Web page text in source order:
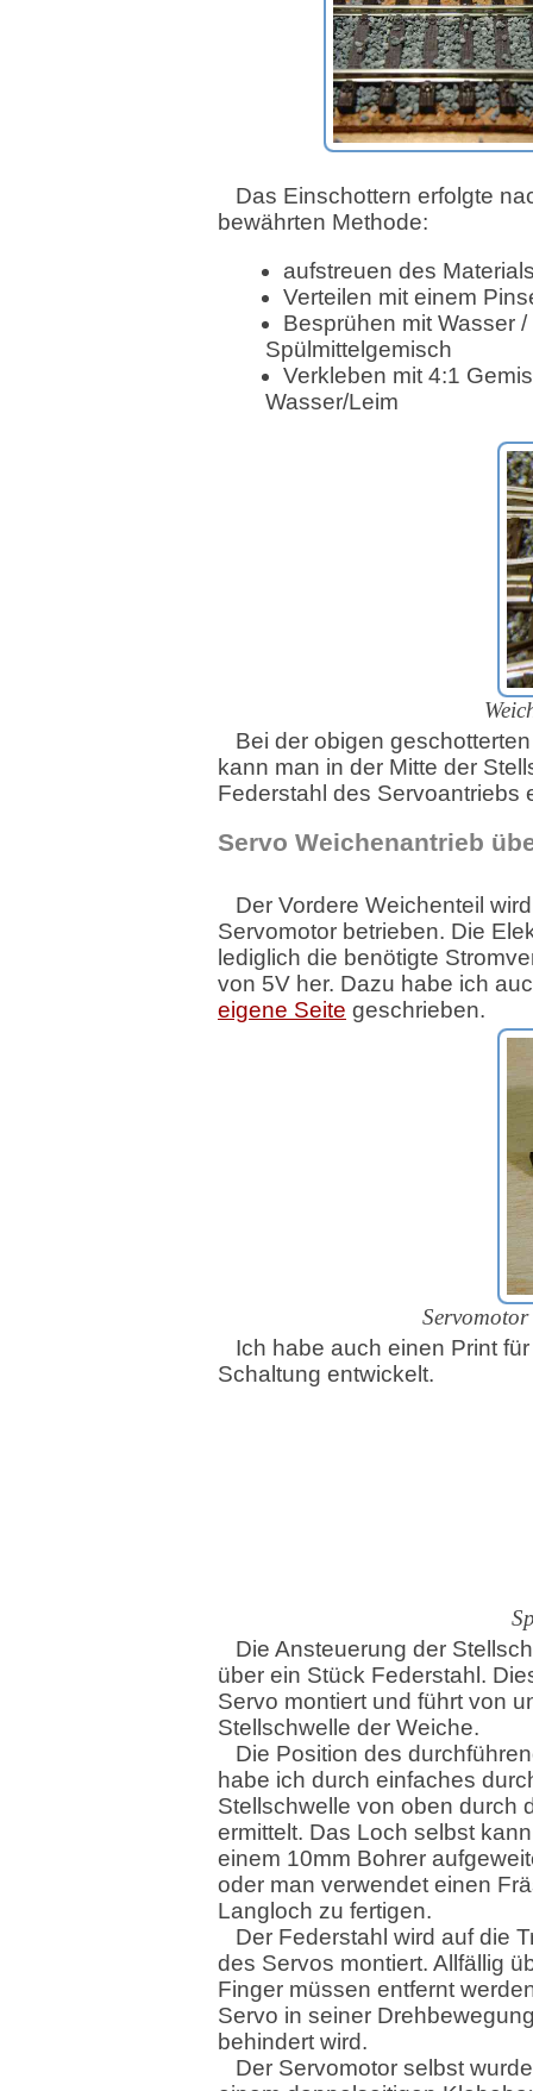
Das Einschottern erfolgte
bewährten Methode:
aufstreuen des
Verteilen mit einem
Besprühen mit Wasser /
Spülmittelgemisch
Verkleben mit 4:1
Wasser/Leim
Bei der obigen
kann man in der Mitte der
Federstahl des Servoantriebs
Servo Weichenantrieb
Der Vordere Weichenteil
Servomotor betrieben. Die
lediglich die benötigte
von 5V her. Dazu habe ich
eigene Seite geschrieben.
Ich habe auch einen Print
Schaltung entwickelt.
Die Ansteuerung der
über ein Stück Federstahl.
Servo montiert und führt von
Stellschwelle der Weiche.
Die Position des
habe ich durch einfaches
Stellschwelle von oben durch
ermittelt. Das Loch selbst
einem 10mm Bohrer
oder man verwendet einen
Langloch zu fertigen.
Der Federstahl wird auf die
des Servos montiert. Allfällig
Finger müssen entfernt
Servo in seiner
behindert wird.
Der Servomotor selbst